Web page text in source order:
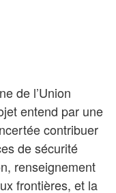
de l’Union
entend par une
contribuer
de sécurité
renseignement
frontières, et la